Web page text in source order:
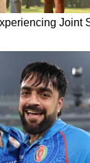
ಕಲೆಯ
ಮೂಲಕ